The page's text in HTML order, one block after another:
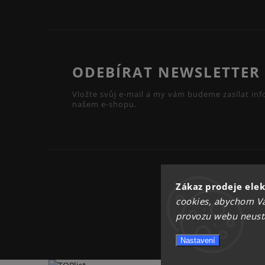
Zákaz prodeje
cookies, abychom
provozu webu
Nastavení
ODEBÍRAT NEWSLETTER
Vložte svůj e-mail a my vám budeme zasílat
našem e-shopu.